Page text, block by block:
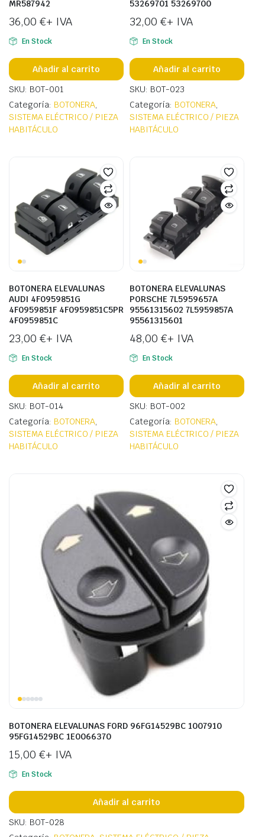
MR587942
36,00 €+ IVA
En Stock
Añadir al carrito
SKU: BOT-001
Categoría: BOTONERA,
SISTEMA ELÉCTRICO / PIEZA
HABITÁCULO
53269701 53269700
32,00 €+ IVA
En Stock
Añadir al carrito
SKU: BOT-023
Categoría: BOTONERA,
SISTEMA ELÉCTRICO / PIEZA
HABITÁCULO
BOTONERA ELEVALUNAS
AUDI 4F0959851G
4F0959851F 4F0959851C5PR
4F0959851C
23,00 €+ IVA
En Stock
Añadir al carrito
SKU: BOT-014
Categoría: BOTONERA,
SISTEMA ELÉCTRICO / PIEZA
HABITÁCULO
BOTONERA ELEVALUNAS
PORSCHE 7L5959657A
95561315602 7L5959857A
95561315601
48,00 €+ IVA
En Stock
Añadir al carrito
SKU: BOT-002
Categoría: BOTONERA,
SISTEMA ELÉCTRICO / PIEZA
HABITÁCULO
BOTONERA ELEVALUNAS FORD 96FG14529BC 1007910
95FG14529BC 1E0066370
15,00 €+ IVA
En Stock
Añadir al carrito
SKU: BOT-028